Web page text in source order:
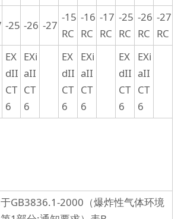
-25 -26 -27
-15
RC
-16
RC
-17
RC
-25
RC
-26
RC
-27
RC
EX
dII
CT
6
EXi
aII
CT
6
EX
dII
CT
6
EXi
aII
CT
6
EX
dII
CT
6
EXi
aII
CT
6
GB3836.1-2000（爆炸性气体环境